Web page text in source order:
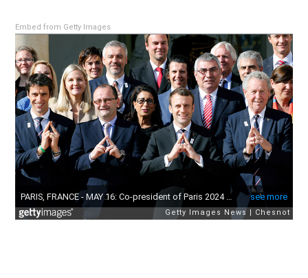
Embed from Getty Images